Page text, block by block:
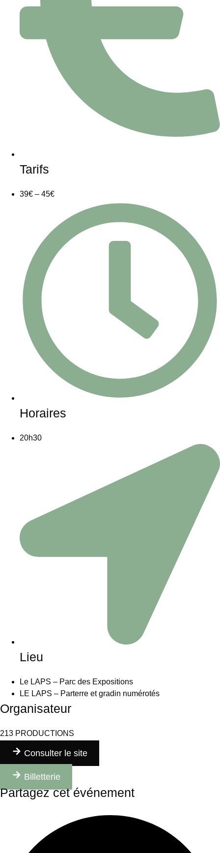
Tarifs
39€ – 45€
Horaires
20h30
Lieu
Le LAPS – Parc des Expositions
LE LAPS – Parterre et gradin numérotés
Organisateur
213 PRODUCTIONS
Consulter le site
Billetterie
Partagez cet événement